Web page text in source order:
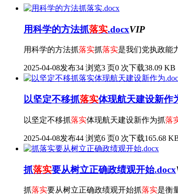
用科学的方法抓落实.docxVIP
用科学的方法抓落实抓落实是我们党执政能
2025-04-08发布34 浏览3 页0 次下载38.09 KB
以坚定不移抓落实体现航天建设新作
以坚定不移抓落实体现航天建设新作为抓落
2025-04-08发布44 浏览6 页0 次下载165.68
抓落实要从树立正确政绩观开始.docx
抓落实要从树立正确政绩观开始抓落实是衡